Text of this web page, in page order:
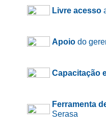
Livre acesso
Apoio do
Capacitação
Ferramenta
Serasa